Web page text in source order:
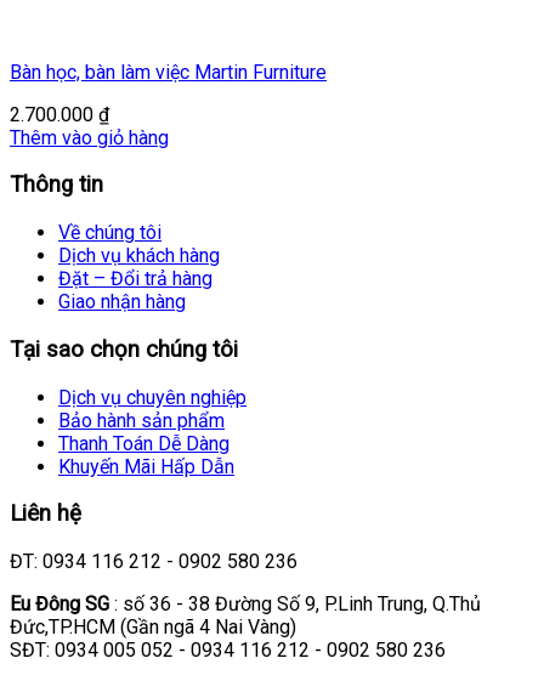
Bàn học, bàn làm việc Martin Furniture
2.700.000 ₫
Thêm vào giỏ hàng
Thông tin
Về chúng tôi
Dịch vụ khách hàng
Đặt – Đổi trả hàng
Giao nhận hàng
Tại sao chọn chúng tôi
Dịch vụ chuyên nghiệp
Bảo hành sản phẩm
Thanh Toán Dễ Dàng
Khuyến Mãi Hấp Dẫn
Liên hệ
ĐT: 0934 116 212 - 0902 580 236
Eu Đông SG : số 36 - 38 Đường Số 9, P.Linh Trung, Q.Thủ
Đức,TP.HCM (Gần ngã 4 Nai Vàng)
SĐT: 0934 005 052 - 0934 116 212 - 0902 580 236